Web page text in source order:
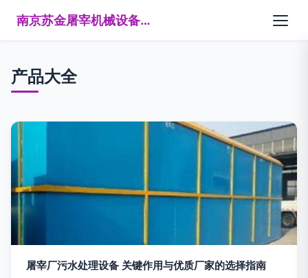
南京苏金屠宰机械设备制造有限公司
产品大全
屠宰厂污水处理设备 关键作用与优质厂家的选择指南